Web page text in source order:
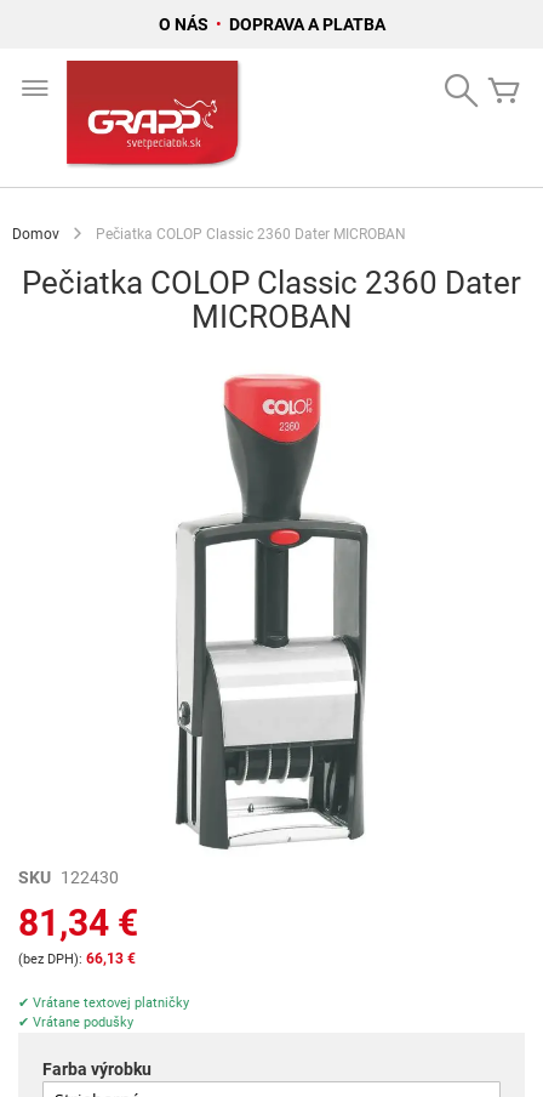
O NÁS • DOPRAVA A PLATBA
Search
Domov Pečiatka COLOP Classic 2360 Dater MICROBAN
Pečiatka COLOP Classic 2360 Dater
MICROBAN
Preskočiť
začiatok
galérie
obrázkov
SKU 122430
81,34 €
66,13 €
✔ Vrátane textovej platničky
✔ Vrátane podušky
Farba výrobku